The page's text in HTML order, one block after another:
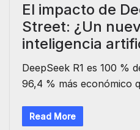
El impacto de
Street: ¿Un
inteligencia
DeepSeek R1 es 100 %
96,4 % más económico
Read More